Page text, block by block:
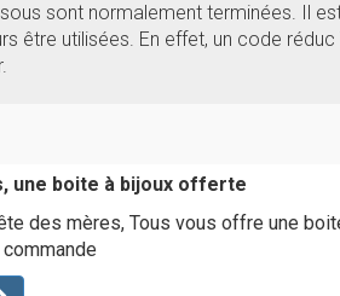
sont normalement terminées. Il
être utilisées. En effet, un code réduc
une boite à bijoux offerte
des mères, Tous vous offre une